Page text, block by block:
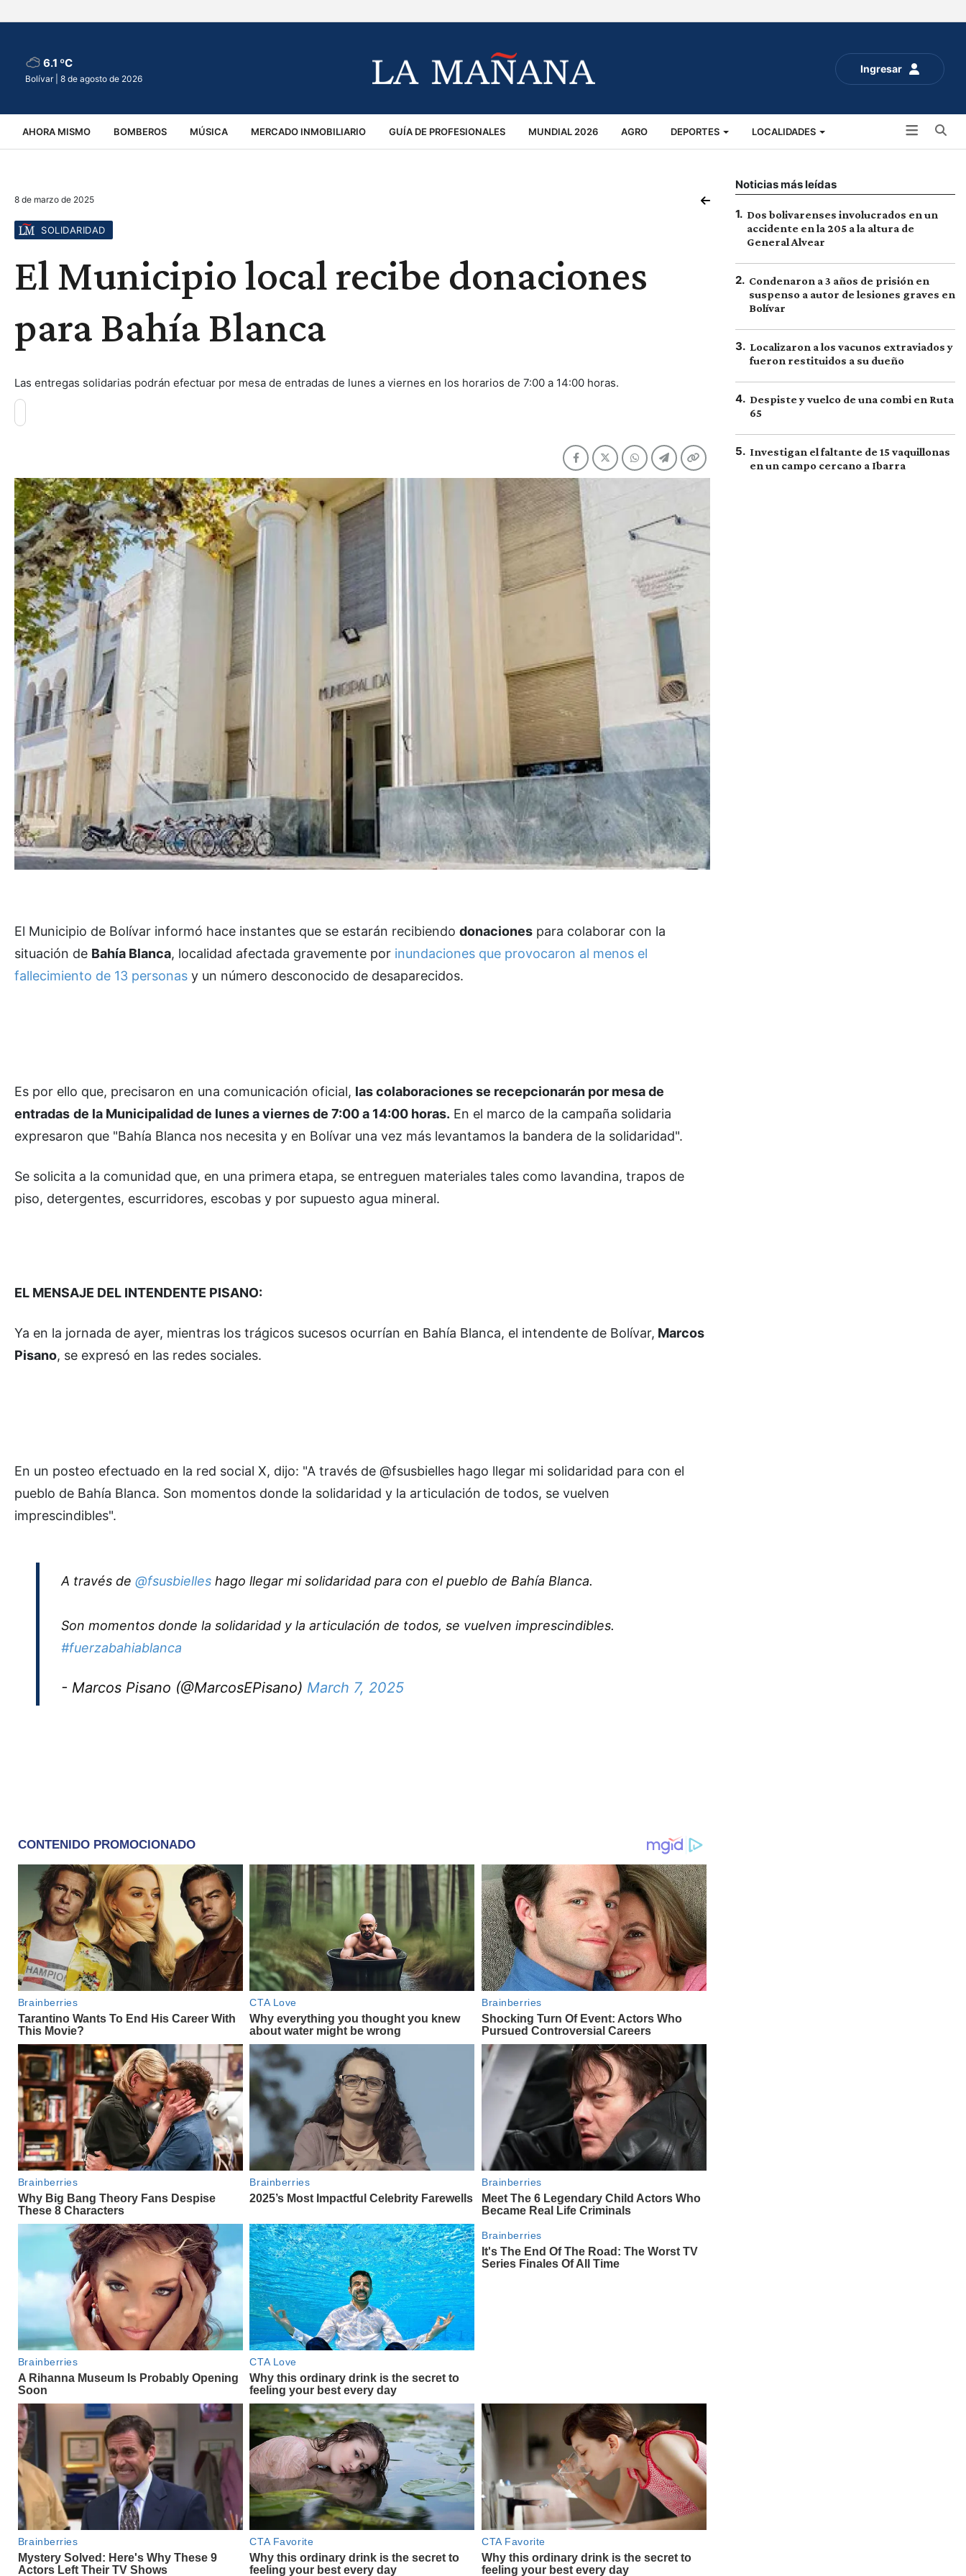
Ingresar
6.1 ºC
Bolívar | 8 de agosto de 2026
AHORA MISMO BOMBEROS MÚSICA MERCADO INMOBILIARIO GUÍA DE PROFESIONALES MUNDIAL 2026 AGRO DEPORTES LOCALIDADES
VIRALES ACCIDENTES
8 de marzo de 2025
SOLIDARIDAD
El Municipio local recibe donaciones
para Bahía Blanca
Las entregas solidarias podrán efectuar por mesa de entradas de lunes a viernes en los horarios de 7:00 a 14:00 horas.
El Municipio de Bolívar informó hace instantes que se estarán recibiendo donaciones para colaborar con la
situación de Bahía Blanca, localidad afectada gravemente por inundaciones que provocaron al menos el
fallecimiento de 13 personas y un número desconocido de desaparecidos.
Es por ello que, precisaron en una comunicación oficial, las colaboraciones se recepcionarán por mesa de
entradas de la Municipalidad de lunes a viernes de 7:00 a 14:00 horas. En el marco de la campaña solidaria
expresaron que "Bahía Blanca nos necesita y en Bolívar una vez más levantamos la bandera de la solidaridad".
Se solicita a la comunidad que, en una primera etapa, se entreguen materiales tales como lavandina, trapos de
piso, detergentes, escurridores, escobas y por supuesto agua mineral.
EL MENSAJE DEL INTENDENTE PISANO:
Ya en la jornada de ayer, mientras los trágicos sucesos ocurrían en Bahía Blanca, el intendente de Bolívar, Marcos
Pisano, se expresó en las redes sociales.
En un posteo efectuado en la red social X, dijo: "A través de @fsusbielles hago llegar mi solidaridad para con el
pueblo de Bahía Blanca. Son momentos donde la solidaridad y la articulación de todos, se vuelven
imprescindibles".
A través de @fsusbielles hago llegar mi solidaridad para con el pueblo de Bahía Blanca.
Son momentos donde la solidaridad y la articulación de todos, se vuelven imprescindibles.
#fuerzabahiablanca
- Marcos Pisano (@MarcosEPisano) March 7, 2025
Noticias más leídas
1. Dos bolivarenses involucrados en un
accidente en la 205 a la altura de
General Alvear
2. Condenaron a 3 años de prisión en
suspenso a autor de lesiones graves en
Bolívar
3. Localizaron a los vacunos extraviados y
fueron restituidos a su dueño
4. Despiste y vuelco de una combi en Ruta
65
5. Investigan el faltante de 15 vaquillonas
en un campo cercano a Ibarra